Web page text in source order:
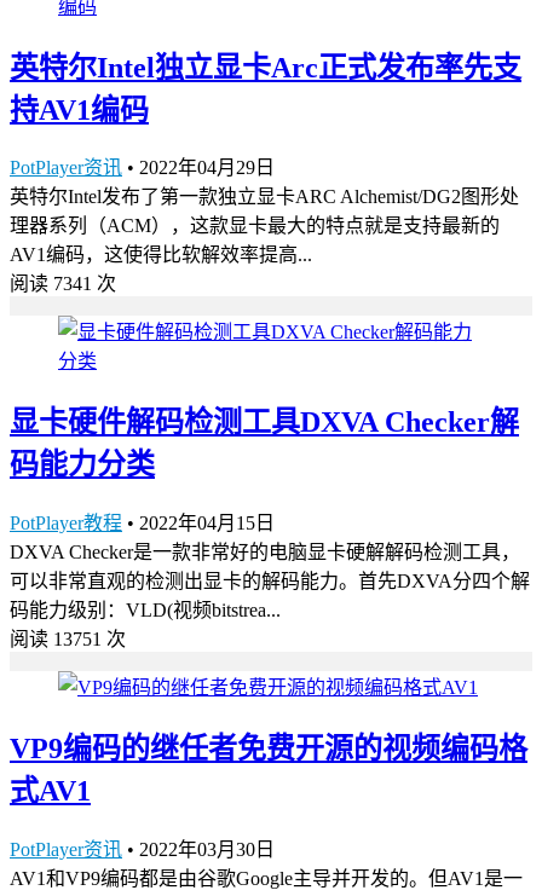
英特尔Intel独立显卡Arc正式发布率先支
持AV1编码
PotPlayer资讯 • 2022年04月29日
英特尔Intel发布了第一款独立显卡ARC Alchemist/DG2图形处
理器系列（ACM），这款显卡最大的特点就是支持最新的
AV1编码，这使得比软解效率提高...
阅读 7341 次
显卡硬件解码检测工具DXVA Checker解
码能力分类
PotPlayer教程 • 2022年04月15日
DXVA Checker是一款非常好的电脑显卡硬解解码检测工具，
可以非常直观的检测出显卡的解码能力。首先DXVA分四个解
码能力级别：VLD(视频bitstrea...
阅读 13751 次
VP9编码的继任者免费开源的视频编码格
式AV1
PotPlayer资讯 • 2022年03月30日
AV1和VP9编码都是由谷歌Google主导并开发的。但AV1是一